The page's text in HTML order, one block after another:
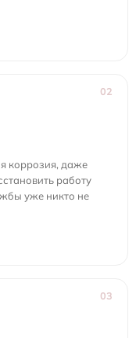
02
коррозия, даже
работу
уже никто не
03